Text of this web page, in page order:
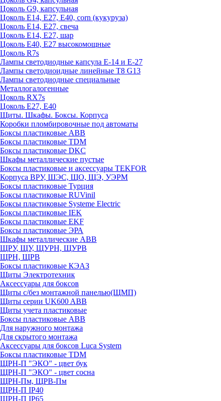
Цоколь G9, капсульная
Цоколь Е14, Е27, Е40, corn (кукуруза)
Цоколь Е14, Е27, свеча
Цоколь Е14, Е27, шар
Цоколь Е40, Е27 высокомощные
Цоколь R7s
Лампы светодиодные капсула Е-14 и Е-27
Лампы светодиоидные линейные T8 G13
Лампы светодиодные специальные
Металлогалогенные
Цоколь RX7s
Цоколь Е27, E40
Щиты. Шкафы. Боксы. Корпуса
Коробки пломбировочные под автоматы
Боксы пластиковые ABB
Боксы пластиковые TDM
Боксы пластиковые DKC
Шкафы металлические пустые
Боксы пластиковые и аксессуары TEKFOR
Корпуса ВРУ, ШЭС, ЩО, ЩЭ, УЭРМ
Боксы пластиковые Турция
Боксы пластиковые RUVinil
Боксы пластиковые Systeme Electric
Боксы пластиковые IEK
Боксы пластиковые EKF
Боксы пластиковые ЭРА
Шкафы металлические ABB
ЩРУ, ЩУ, ЩУРН, ЩУРВ
ЩРН, ЩРВ
Боксы пластиковые КЭАЗ
Щиты Электротехник
Аксессуары для боксов
Щиты с/без монтажной панелью(ЩМП)
Щиты серии UK600 ABB
Щиты учета пластиковые
Боксы пластиковые ABB
Для наружного монтажа
Для скрытого монтажа
Аксессуары для боксов Luca System
Боксы пластиковые TDM
ЩРН-П "ЭКО" - цвет бук
ЩРН-П "ЭКО" - цвет сосна
ЩРН-Пм, ЩРВ-Пм
ЩРН-П IP40
ЩРН-П IP65